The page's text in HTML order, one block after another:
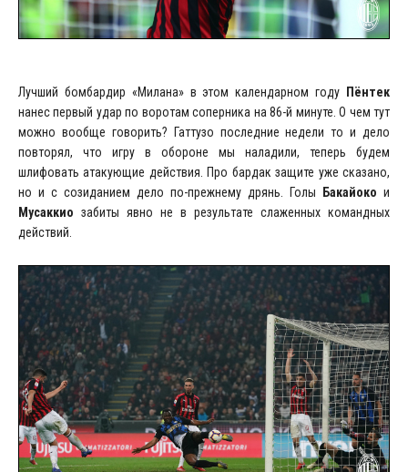
Лучший бомбардир «Милана» в этом календарном году
Пёнтек
нанес первый удар по воротам соперника на 86-й минуте. О чем тут
можно вообще говорить? Гаттузо последние недели то и дело
повторял, что игру в обороне мы наладили, теперь будем
шлифовать атакующие действия. Про бардак защите уже сказано,
но и с созиданием дело по-прежнему дрянь. Голы
Бакайоко и
Мусаккио забиты явно не в результате слаженных командных
действий.